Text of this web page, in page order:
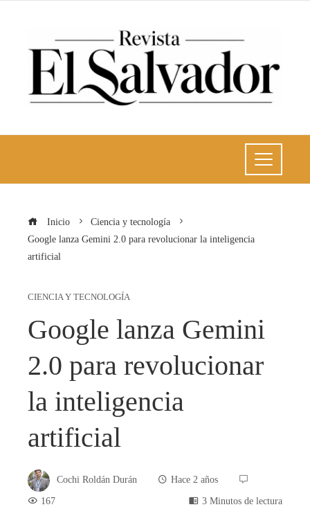
Inicio
Ciencia y tecnología
Google lanza Gemini 2.0 para revolucionar la inteligencia
artificial
CIENCIA Y TECNOLOGÍA
Google lanza Gemini
2.0 para revolucionar
la inteligencia
artificial
Cochi Roldán Durán
Hace 2 años
167
3 Minutos de lectura